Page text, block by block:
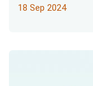
18 Sep 2024